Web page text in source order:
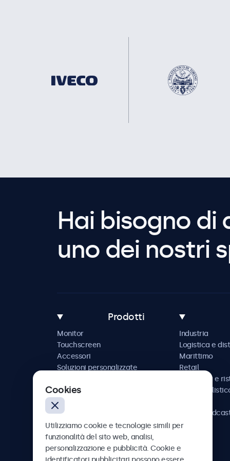
Hai bisogno di
uno dei nostri
Prodotti
Monitor
Touchscreen
Accessori
Soluzioni personalizzate
Industria
Logistica e
Marittimo
Retail
Ospitalità e
AV e
Sanità
Cookies
Utilizziamo cookie e tecnologie simili per
funzionalità del sito web, analisi,
personalizzazione e pubblicità. Cookie e